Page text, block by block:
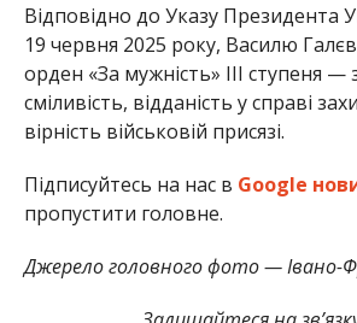
Відповідно до Указу Президента
19 червня 2025 року, Василю
орден «За мужність» III ступеня —
сміливість, відданість у справі
вірність військовій присязі.
Підписуйтесь на нас в Google
пропустити головне.
Джерело головного фото — Івано-